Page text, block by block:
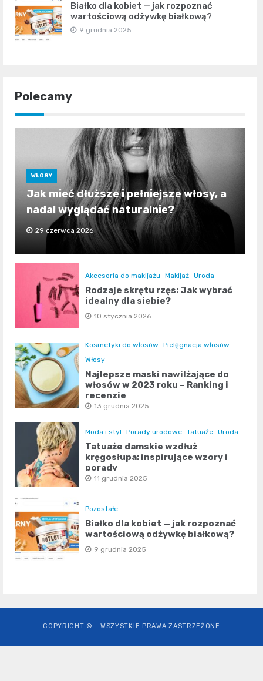
Białko dla kobiet — jak rozpoznać
wartościową odżywkę białkową?
9 grudnia 2025
Polecamy
WŁOSY
Jak mieć dłuższe i pełniejsze włosy, a
nadal wyglądać naturalnie?
29 czerwca 2026
Akcesoria do makijażu Makijaż Uroda
Rodzaje skrętu rzęs: Jak wybrać
idealny dla siebie?
10 stycznia 2026
Kosmetyki do włosów
Pielęgnacja włosów
Włosy
Najlepsze maski nawilżające do
włosów w 2023 roku – Ranking i
recenzje
13 grudnia 2025
Moda i styl Porady urodowe Tatuaże Uroda
Tatuaże damskie wzdłuż
kręgosłupa: inspirujące wzory i
porady
11 grudnia 2025
Pozostałe
Białko dla kobiet — jak rozpoznać
wartościową odżywkę białkową?
9 grudnia 2025
COPYRIGHT © - WSZYSTKIE PRAWA ZASTRZEŻONE